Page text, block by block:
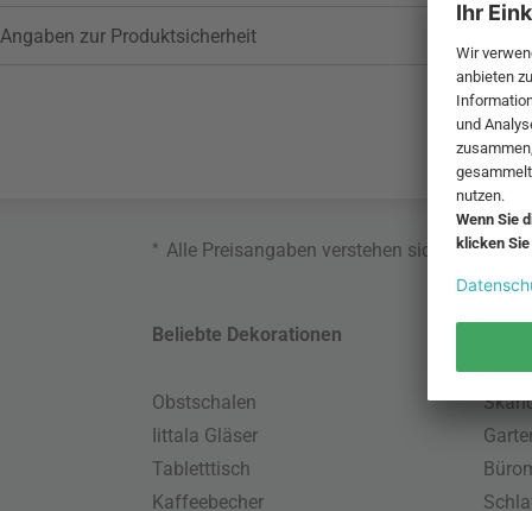
Angaben zur Produktsicherheit
* Alle Preisangaben verstehen sich inklusive
Beliebte Dekorationen
Obstschalen
Iittala Gläser
Tabletttisch
Kaffeebecher